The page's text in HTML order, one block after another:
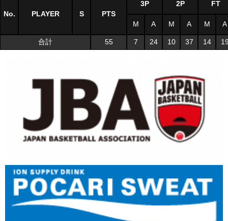
No. PLAYER S PTS
3P 2P FT
M A M A M A
合計 55 7 24 10 37 14